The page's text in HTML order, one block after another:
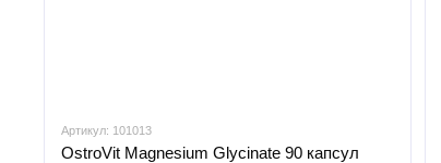
Артикул: 101013
OstroVit Magnesium Glycinate 90 капсул